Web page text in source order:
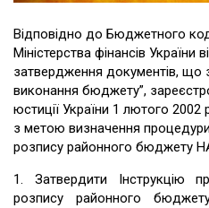
Відповідно до Бюджетного
Міністерства фінансів
затвердження документів, що
виконання бюджету”,
юстиції України 1 лютого
з метою визначення
розпису районного бюджету
1. Затвердити Інструкцію
розпису районного